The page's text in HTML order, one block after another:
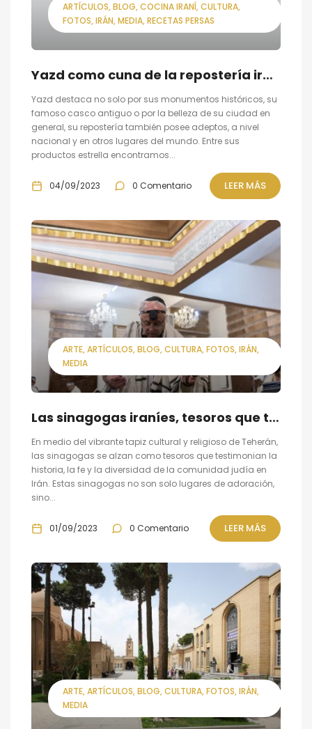
ARTÍCULOS BLOG COCINA IRANÍ CULTURA
FOTOS IRÁN MEDIA RECETAS PERSAS
Yazd como cuna de la repostería iraní
Yazd destaca no solo por sus monumentos históricos, su
famoso casco antiguo o por la belleza de su ciudad en
general, su repostería también posee adeptos, a nivel
nacional y en otros lugares del mundo. Entre sus
productos estrella encontramos...
04/09/2023 0 Comentario LEER MÁS
ARTE ARTÍCULOS BLOG CULTURA FOTOS IRÁN
MEDIA
Las sinagogas iraníes, tesoros que testimonian la historia, la fe y la diversidad de la comunidad judía en Irán
En medio del vibrante tapiz cultural y religioso de Teherán,
las sinagogas se alzan como tesoros que testimonian la
historia, la fe y la diversidad de la comunidad judía en
Irán. Estas sinagogas no son solo lugares de adoración,
sino...
01/09/2023 0 Comentario LEER MÁS
ARTE ARTÍCULOS BLOG CULTURA FOTOS IRÁN
MEDIA